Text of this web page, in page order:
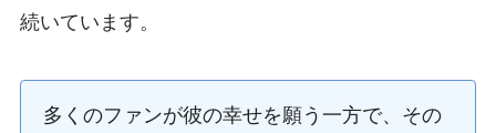
続いています。
多くのファンが彼の幸せを願う一方で、その